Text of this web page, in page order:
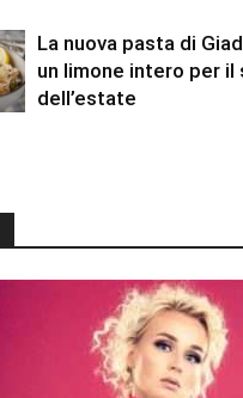
La nuova pasta di
un limone intero per il
dell’estate